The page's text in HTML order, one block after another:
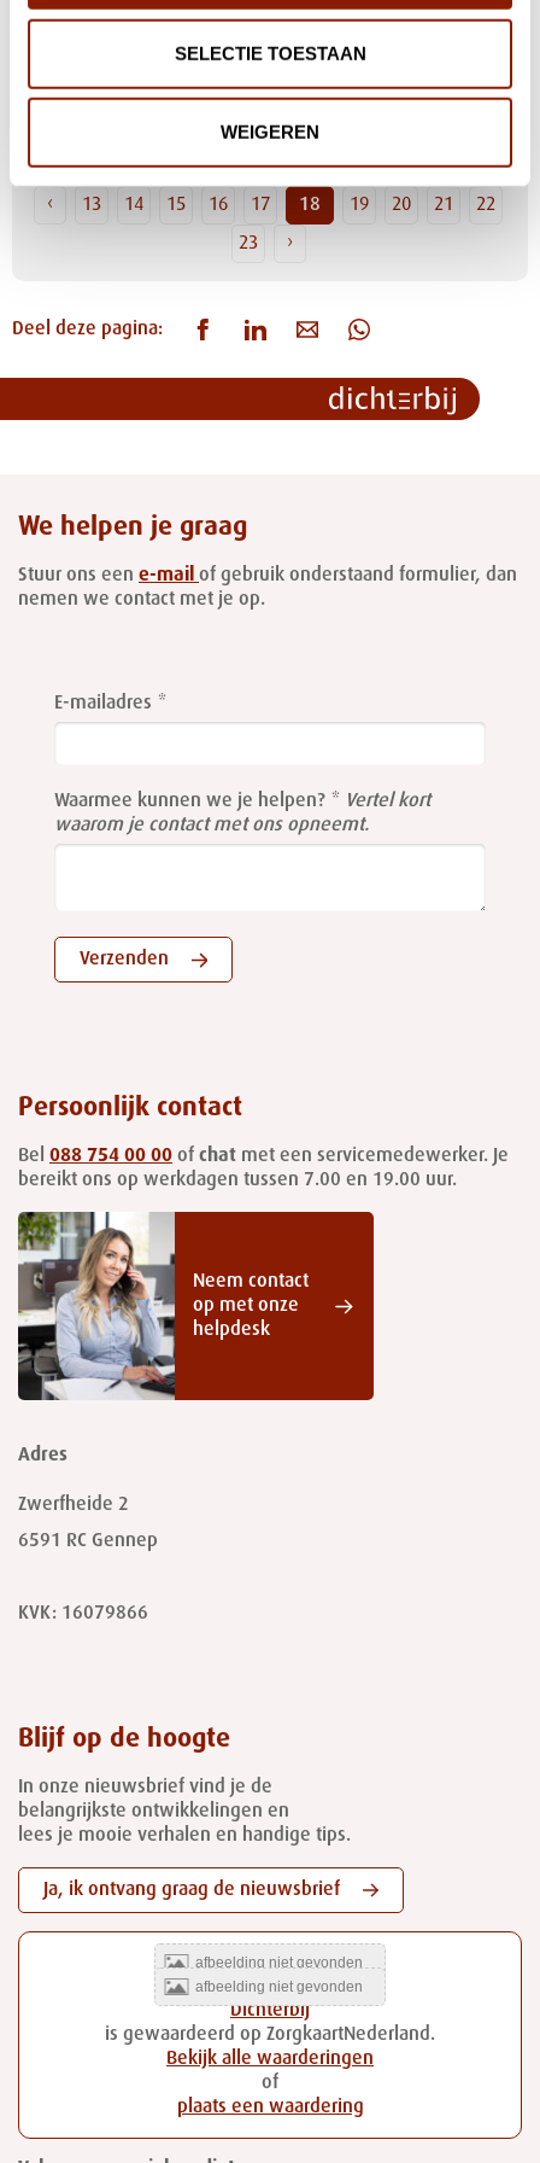
SELECTIE TOESTAAN
WEIGEREN
leed”
‹ 13 14 15 16 17 18 19 20 21
22
23
›
Deel deze pagina:
We helpen je graag
Stuur ons een e-mail of gebruik onderstaand formulier, dan
nemen we contact met je op.
this
field
E-mailadres
Waarmee kunnen we je helpen?
Vertel kort
waarom je contact met ons opneemt.
Verzenden
Persoonlijk contact
Bel 088 754 00 00 of chat met een servicemedewerker. Je
bereikt ons op werkdagen tussen 7.00 en 19.00 uur.
Neem contact
op met onze
helpdesk
Adres
Zwerfheide 2
6591 RC Gennep
KVK: 16079866
Blijf op de hoogte
In onze nieuwsbrief vind je de
belangrijkste ontwikkelingen en
lees je mooie verhalen en handige tips.
Ja, ik ontvang graag de nieuwsbrief
Dichterbij
is gewaardeerd op ZorgkaartNederland.
Bekijk alle waarderingen
of
plaats een waardering